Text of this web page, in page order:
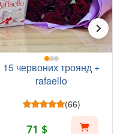
15 червоних троянд +
rafaello
(66)
71 $